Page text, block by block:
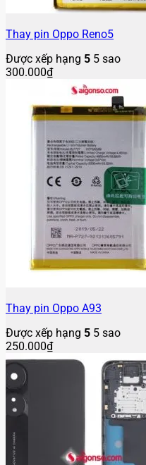
Thay pin Oppo Reno5
Được xếp hạng 5 5 sao
300.000₫
Thay pin Oppo A93
Được xếp hạng 5 5 sao
250.000₫